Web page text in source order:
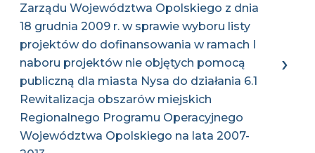
Zarządu Województwa Opolskiego z dnia
18 grudnia 2009 r. w sprawie wyboru listy
projektów do dofinansowania w ramach I
naboru projektów nie objętych pomocą
publiczną dla miasta Nysa do działania 6.1
Rewitalizacja obszarów miejskich
Regionalnego Programu Operacyjnego
Województwa Opolskiego na lata 2007-